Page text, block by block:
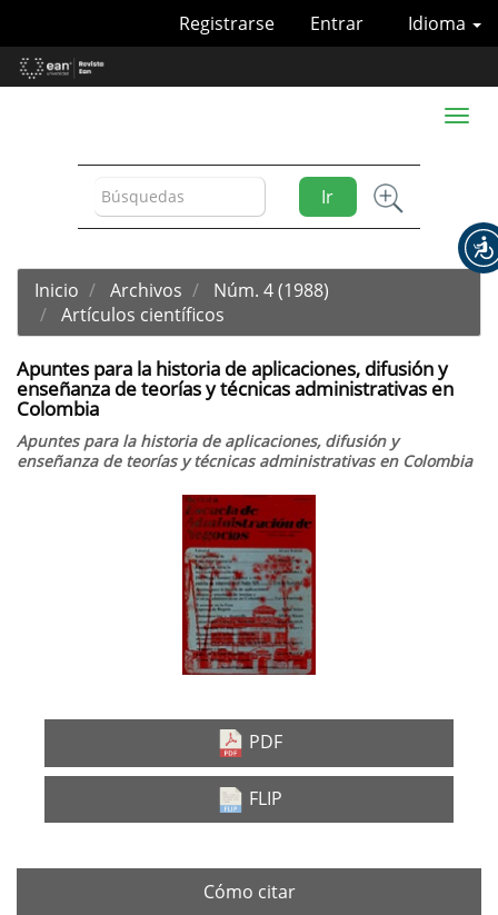
Contenido
principal
Idioma
Registrarse Entrar
Ir
Toggle
Inicio Archivos
Núm. 4 (1988)
Artículos científicos
Apuntes para la historia de aplicaciones, difusión y
enseñanza de teorías y técnicas administrativas en
Colombia
Apuntes para la historia de aplicaciones, difusión y
enseñanza de teorías y técnicas administrativas en Colombia
PDF
FLIP
Cómo citar